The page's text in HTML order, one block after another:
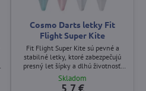
Cosmo Darts letky Fit
Flight Super Kite
Fit Flight Super Kite sú pevné a
stabilné letky, ktoré zabezpečujú
presný let šípky a dlhú životnosť.
Balenie obsahuje 3 kusy.
Skladom